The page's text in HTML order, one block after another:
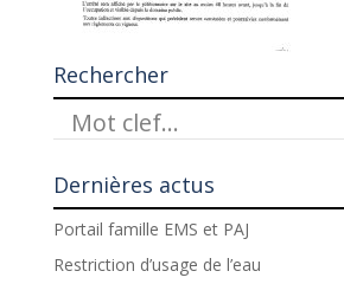
Rechercher
Dernières actus
Portail famille EMS et PAJ
Restriction d’usage de l’eau